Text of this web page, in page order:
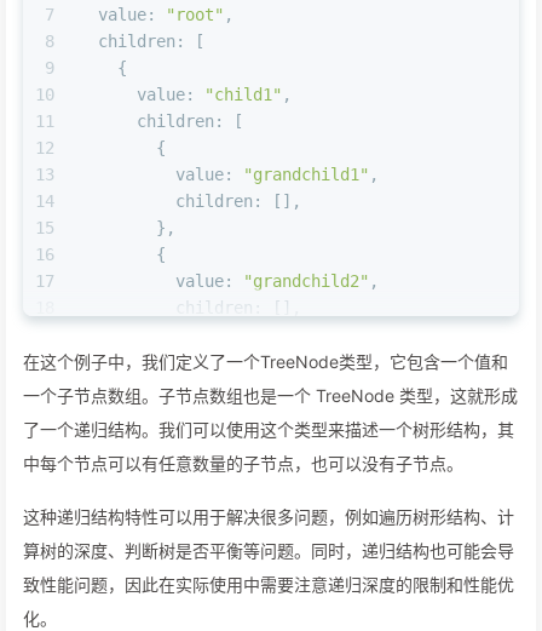
7
8
9
10
11
12
13
14
15
16
17
20
21
24
26
27
value: "root" ,
children : [
    {
value: "child1" ,
children : [
        {
value: "grandchild1" ,
children : [],
        },
        {
value: "grandchild2" ,
children
: [],
      ],
    },
value : "child2" ,
children: [],
  ],
};
在这个例子中，我们定义了一个TreeNode类型，它包含一个值和
一个子节点数组。子节点数组也是一个 TreeNode 类型，这就形成
了一个递归结构。我们可以使用这个类型来描述一个树形结构，其
中每个节点可以有任意数量的子节点，也可以没有子节点。
这种递归结构特性可以用于解决很多问题，例如遍历树形结构、计
算树的深度、判断树是否平衡等问题。同时，递归结构也可能会导
致性能问题，因此在实际使用中需要注意递归深度的限制和性能优
化。